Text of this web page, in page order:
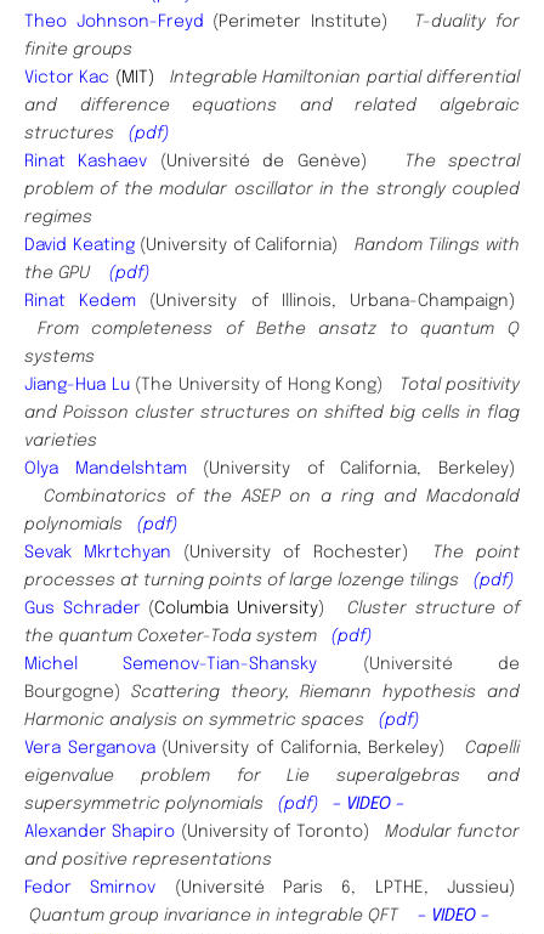
Theo Johnson-Freyd (Perimeter Institute)
T-duality for
finite groups
Victor Kac (MIT) Integrable Hamiltonian partial differential
and difference equations and related algebraic
structures (pdf)
Rinat Kashaev (Université de Genève)
The spectral
problem of the modular oscillator in the strongly coupled
regimes
David Keating(University of California) Random Tilings with
the GPU (pdf)
Rinat Kedem (University of Illinois, Urbana-Champaign)
From completeness of Bethe ansatz to quantum Q
systems
Jiang-Hua Lu(The University of Hong Kong)
Total positivity
and Poisson cluster structures on shifted big cells in flag
varieties
Olya Mandelshtam(University of California, Berkeley)
Combinatorics of the ASEP on a ring and Macdonald
polynomials (pdf)
Sevak Mkrtchyan (University of Rochester)
The point
processes at turning points of large lozenge tilings (pdf)
Gus Schrader (Columbia University)​ Cluster structure of
the quantum Coxeter-Toda system
(pdf)
Michel Semenov-Tian-Shansky
(Université de
Bourgogne) Scattering theory,Riemann hypothesisand
Harmonic analysis on symmetric spaces
(pdf)
Vera Serganova(University of California, Berkeley)
Capelli
eigenvalue problem for Lie superalgebras and
supersymmetric polynomials
(pdf) – VIDEO –
Alexander Shapiro (University of Toronto) Modular functor
and positive representations
Fedor Smirnov (Université Paris 6, LPTHE, Jussieu)
Quantum group invariance in integrable QFT
– VIDEO –